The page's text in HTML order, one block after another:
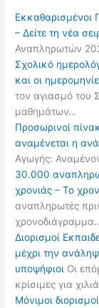
Εκκαθαρισμένοι
– Δείτε τη νέα
Αναπληρωτών
Σχολικό
και οι
τον αγιασμό του
μαθημάτων…
Προσωρινοί
αναμένεται η
Αγωγής:
30.000
χρονιάς – Το
αναπληρωτές
Διορισμοί
μέχρι την
υποψήφιοι Οι
κρίσιμες για
Μόνιμοι